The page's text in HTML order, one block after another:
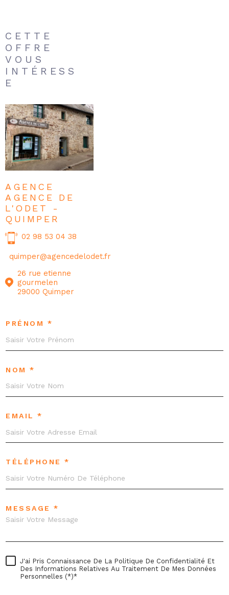
CETTE
OFFRE
VOUS
INTÉRESS
E
AGENCE
AGENCE DE
L'ODET -
QUIMPER
02 98 53 04 38
quimper@agencedelodet.fr
26 rue etienne
gourmelen
29000 Quimper
PRÉNOM *
NOM *
EMAIL *
TÉLÉPHONE *
MESSAGE *
J'ai Pris Connaissance De La Politique De Confidentialité Et
Des Informations Relatives Au Traitement De Mes Données
Personnelles (*)*